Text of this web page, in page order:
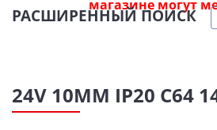
магазине могут
РАСШИРЕННЫЙ ПОИСК
24V 10ММ IP20 C64